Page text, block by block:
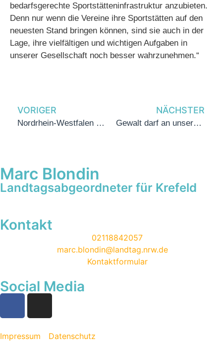
bedarfsgerechte Sportstätteninfrastruktur anzubieten.
Denn nur wenn die Vereine ihre Sportstätten auf den
neuesten Stand bringen können, sind sie auch in der
Lage, ihre vielfältigen und wichtigen Aufgaben in
unserer Gesellschaft noch besser wahrzunehmen.“
VORIGER
Nordrhein-Westfalen und Bremen unterzeichnen gemeinsame Erklärung zur Digitalisierung und Standardisierung von wirtschaftsbezogenen Verwaltungsleistungen
NÄCHSTER
Gewalt darf an unseren Schulen keinen Platz haben
Marc Blondin
Landtagsabgeordneter für Krefeld
Kontakt
02118842057
marc.blondin@landtag.nrw.de
Kontaktformular
Social Media
Impressum Datenschutz